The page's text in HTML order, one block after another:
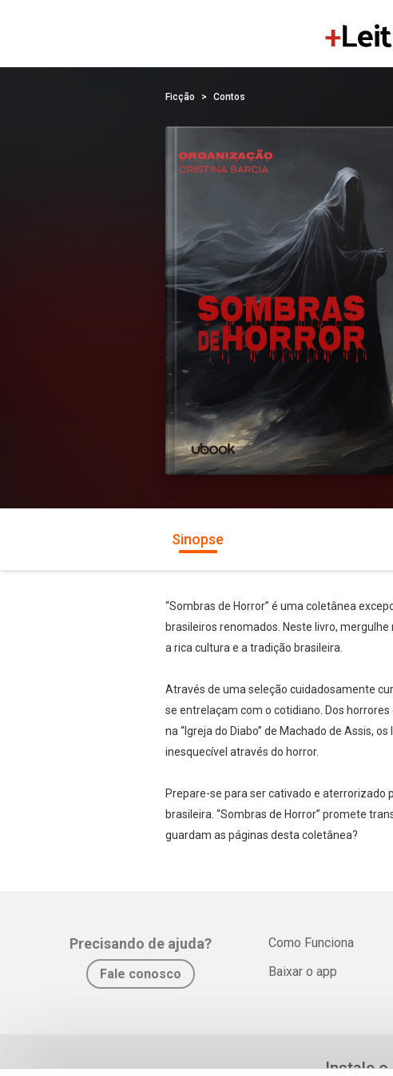
Ficção Contos
Sinopse
“Sombras de Horror” é uma coletânea
brasileiros renomados. Neste livro,
a rica cultura e a tradição brasileira.
Através de uma seleção cuidadosamente
se entrelaçam com o cotidiano. Dos
na “Igreja do Diabo” de Machado de Assis,
inesquecível através do horror.
Prepare-se para ser cativado e
brasileira. “Sombras de Horror” promete
guardam as páginas desta coletânea?
Precisando de ajuda?
Fale conosco
Como Funciona
Baixar o app
Instale o